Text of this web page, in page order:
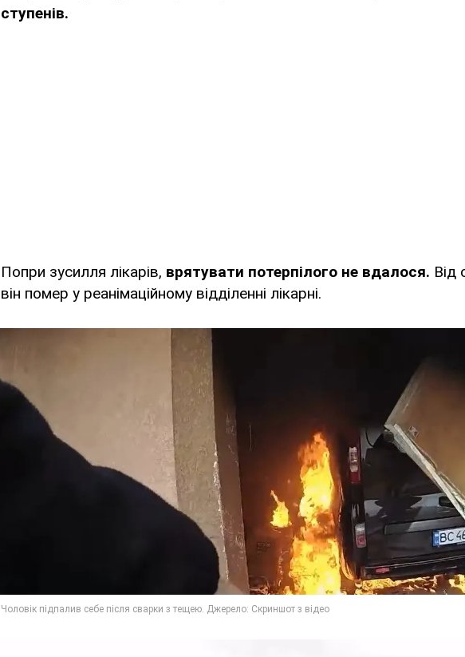
ступенів.
Попри зусилля лікарів, врятувати потерпілого не вдалося. Від
він помер у реанімаційному відділенні лікарні.